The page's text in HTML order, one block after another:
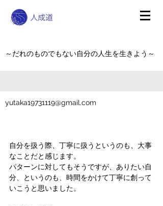
～だれのものでもない自分の人生を生きよう～
yutaka19731119@gmail.com
自分を扱う際、丁寧に扱うというのも、大事
なことだと感じます。
パターンに対してもそうですが、ありたい自
分、というのも、時間をかけて丁寧に創って
いこうと思いました。